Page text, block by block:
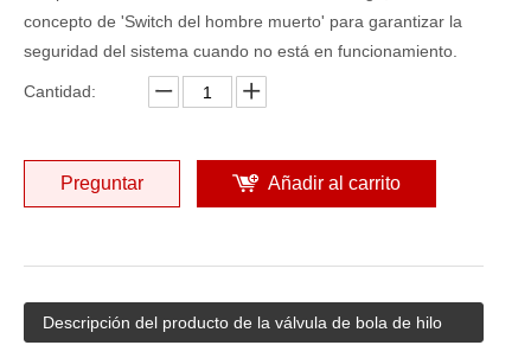
concepto de 'Switch del hombre muerto' para garantizar la
seguridad del sistema cuando no está en funcionamiento.
Cantidad:
Preguntar Añadir al carrito
Descripción del producto de la válvula de bola de hilo